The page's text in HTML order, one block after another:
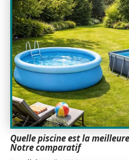
Quelle piscine est la
Notre comparatif